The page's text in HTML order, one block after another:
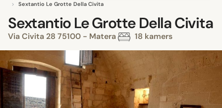
Sextantio Le Grotte Della Civita
Sextantio Le Grotte Della Civita
Via Civita 28 75100 - Matera 18 kamers